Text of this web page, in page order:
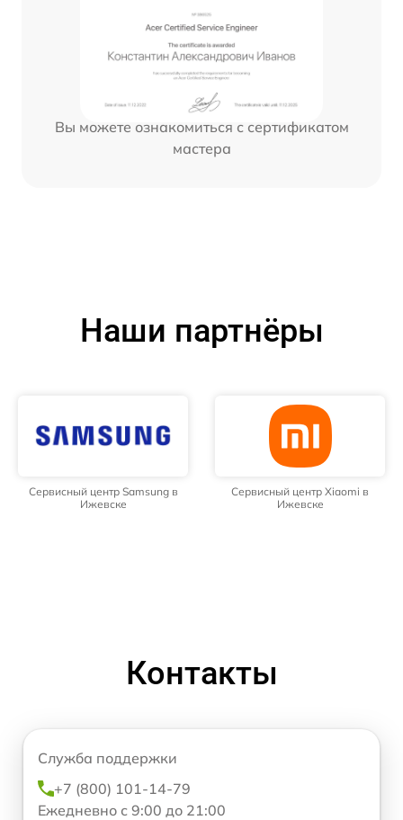
Вы можете ознакомиться с сертификатом
мастера
Наши партнёры
Сервисный центр Samsung в
Ижевске
Сервисный центр Xiaomi в
Ижевске
Контакты
Служба поддержки
+7 (800) 101-14-79
Ежедневно с 9:00 до 21:00